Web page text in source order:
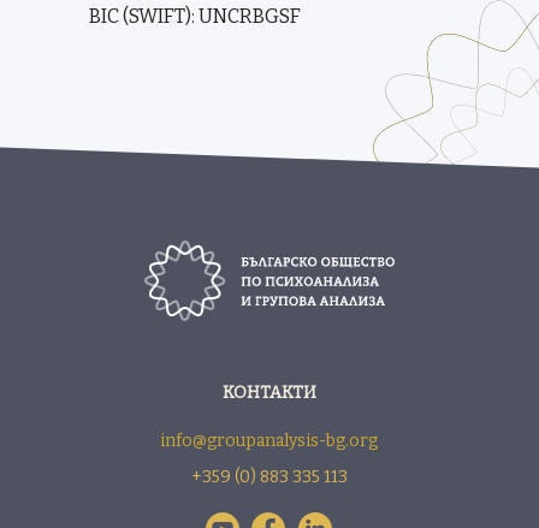
BIC (SWIFT): UNCRBGSF
КОНТАКТИ
info@groupanalysis-bg.org
+359 (0) 883 335 113